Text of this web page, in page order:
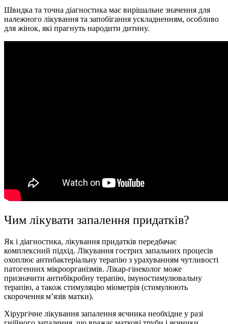
Швидка та точна діагностика має вирішальне значення для
належного лікування та запобігання ускладненням, особливо
для жінок, які прагнуть народити дитину.
Чим лікувати запалення придатків?
Як і діагностика, лікування придатків передбачає
комплексний підхід. Лікування гострих запальних процесів
охоплює антибактеріальну терапію з урахуванням чутливості
патогенних мікроорганізмів. Лікар-гінеколог може
призначити антибікробну терапію, імуностимулювальну
терапію, а також стимуляцію міометрія (стимулюють
скорочення м’язів матки).
Хірургічне лікування запалення яєчника необхідне у разі